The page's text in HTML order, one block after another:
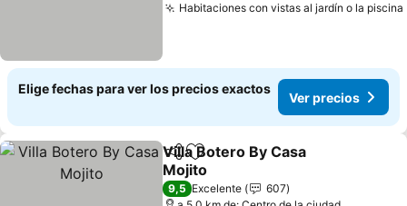
Habitaciones con vistas al jardín o la piscina
Elige fechas para ver los precios exactos
Ver precios
CompartirAgregar a favoritos
Villa Botero By Casa
Mojito
9,5 Excelente
607